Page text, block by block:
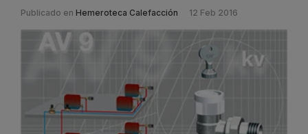
Publicado en Hemeroteca Calefacción 12 Feb 2016